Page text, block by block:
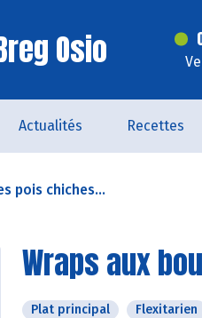
Osio
Actualités Recettes
pois chiches...
Wraps aux
Plat principal Flexitarien